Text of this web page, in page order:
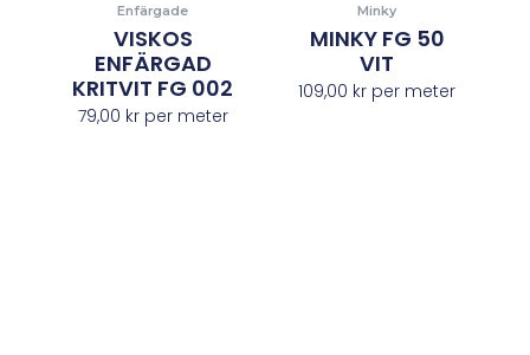
Enfärgade
VISKOS
ENFÄRGAD
KRITVIT FG 002
79,00 krper meter
Minky
MINKY FG 50
VIT
109,00 kr per meter